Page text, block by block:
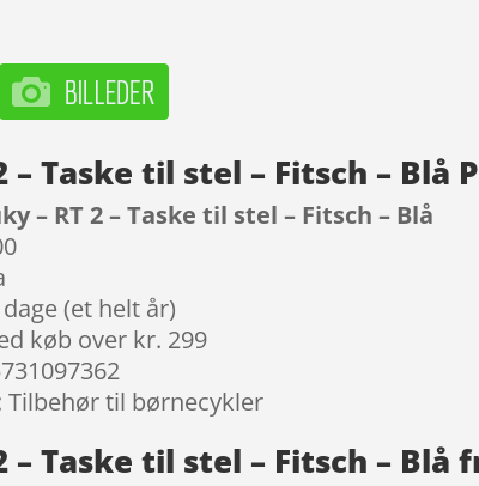
– Taske til stel – Fitsch –
– RT 2 – Taske til stel – Fitsch – Blå
(et helt år)
køb over kr. 299
Tilbehør til børnecykler
– Taske til stel – Fitsch – Blå